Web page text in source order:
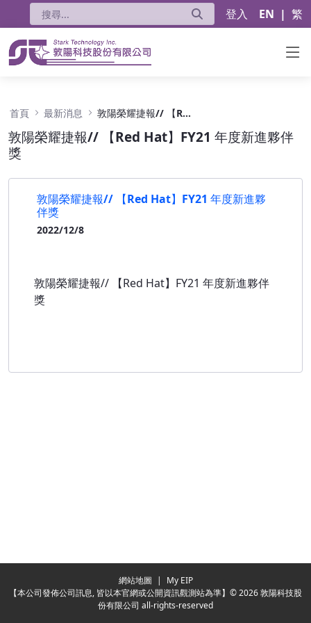
登入 EN | 繁
首頁 最新消息 敦陽榮耀捷報// 【Red Hat】FY21 年度新進夥伴獎
敦陽榮耀捷報// 【Red Hat】FY21 年度新進夥伴
獎
敦陽榮耀捷報// 【Red Hat】FY21 年度新進夥
伴獎
2022/12/8
敦陽榮耀捷報// 【Red Hat】FY21 年度新進夥伴
獎
網站地圖 |
My EIP
【本公司發佈公司訊息, 皆以本官網或公開資訊觀測站為準】© 2026 敦陽科技股
份有限公司 all-rights-reserved